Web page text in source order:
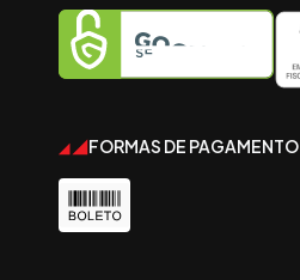
FORMAS DE PAGAMENTO